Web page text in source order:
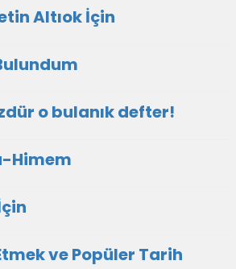
Altıok İçin
o bulanık defter!
Himem
ve Popüler Tarih